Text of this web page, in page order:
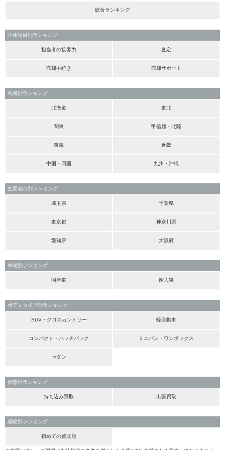
総合ランキング
評価項目別ランキング
担当者の接客力 査定
売却手続き 売却サポート
地域別ランキング
北海道 東北
関東 甲信越・北陸
東海 近畿
中国・四国 九州・沖縄
主要都市別ランキング
埼玉県 千葉県
東京都 神奈川県
愛知県 大阪府
車種別ランキング
国産車 輸入車
ボディタイプ別ランキング
SUV・クロスカントリー 軽自動車
コンパクト・ハッチバック ミニバン・ワンボックス
セダン
形態別ランキング
持ち込み買取 出張買取
経験別ランキング
初めての買取店